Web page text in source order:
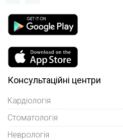
Консультаційні центри
Кардіологія
Стоматологія
Неврологія